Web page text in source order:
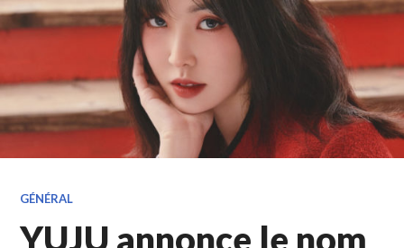
GÉNÉRAL
YUJU annonce le nom